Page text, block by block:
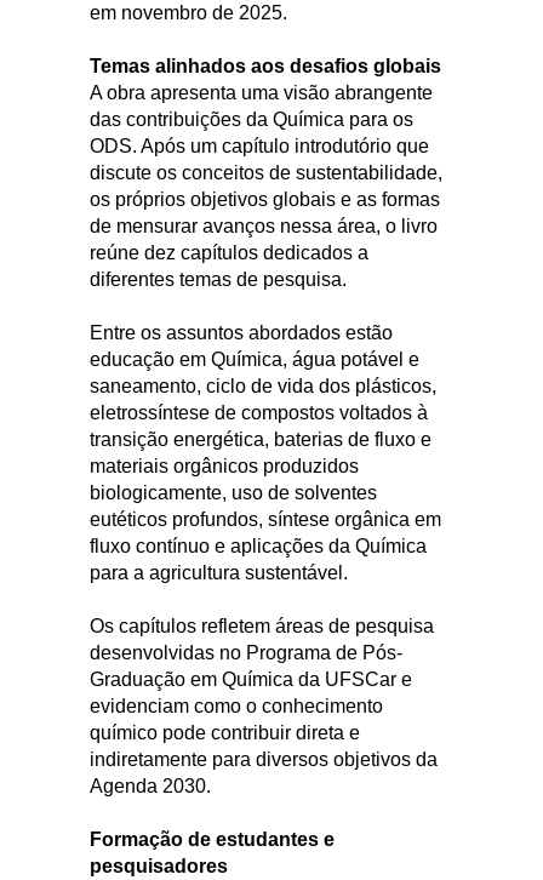
em novembro de 2025.
Temas alinhados aos desafios globais
A obra apresenta uma visão abrangente
das contribuições da Química para os
ODS. Após um capítulo introdutório que
discute os conceitos de sustentabilidade,
os próprios objetivos globais e as formas
de mensurar avanços nessa área, o livro
reúne dez capítulos dedicados a
diferentes temas de pesquisa.
Entre os assuntos abordados estão
educação em Química, água potável e
saneamento, ciclo de vida dos plásticos,
eletrossíntese de compostos voltados à
transição energética, baterias de fluxo e
materiais orgânicos produzidos
biologicamente, uso de solventes
eutéticos profundos, síntese orgânica em
fluxo contínuo e aplicações da Química
para a agricultura sustentável.
Os capítulos refletem áreas de pesquisa
desenvolvidas no Programa de Pós-
Graduação em Química da UFSCar e
evidenciam como o conhecimento
químico pode contribuir direta e
indiretamente para diversos objetivos da
Agenda 2030.
Formação de estudantes e
pesquisadores